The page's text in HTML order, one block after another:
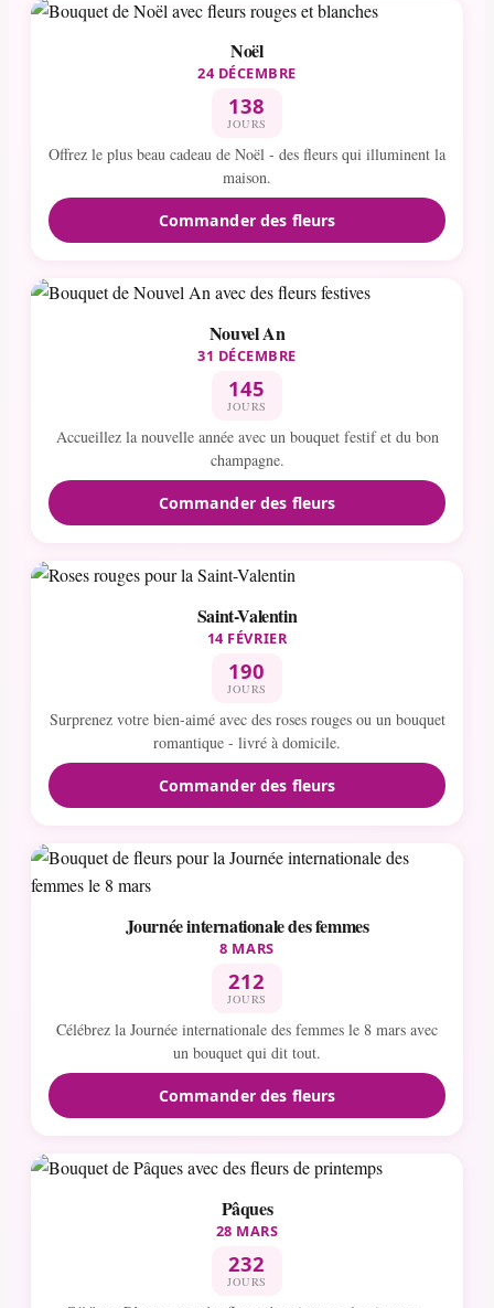
Noël
24 DÉCEMBRE
138
JOURS
Offrez le plus beau cadeau de Noël - des fleurs qui illuminent la
maison.
Commander des fleurs
Nouvel An
31 DÉCEMBRE
145
JOURS
Accueillez la nouvelle année avec un bouquet festif et du bon
champagne.
Commander des fleurs
Saint-Valentin
14 FÉVRIER
190
JOURS
Surprenez votre bien-aimé avec des roses rouges ou un bouquet
romantique - livré à domicile.
Commander des fleurs
Journée internationale des femmes
8 MARS
212
JOURS
Célébrez la Journée internationale des femmes le 8 mars avec
un bouquet qui dit tout.
Commander des fleurs
Pâques
28 MARS
232
JOURS